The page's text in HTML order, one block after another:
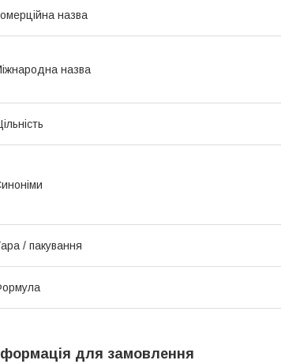
назва
назва
/ пакування
для замовлення